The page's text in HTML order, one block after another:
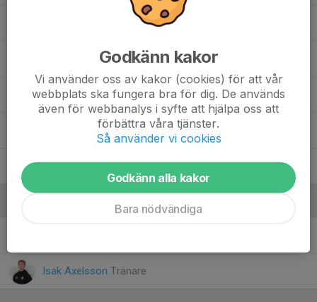
Noel Lundqvist
Pelle Wiberg
Romeo Nielsen
Ville Iseklaar
Isak Axelsson Tränare
Godkänn kakor
Vi använder oss av kakor (cookies) för att vår
webbplats ska fungera bra för dig. De används
även för webbanalys i syfte att hjälpa oss att
förbättra våra tjänster.
Så använder vi cookies
Godkänn alla kakor
Bara nödvändiga